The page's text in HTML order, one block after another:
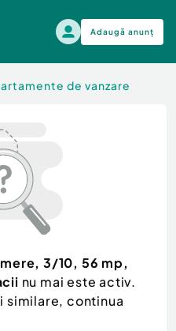
Adaugă anunț
de vanzare
3/10, 56 mp,
nu mai este activ.
similare, continua